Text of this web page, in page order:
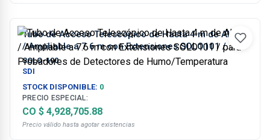
Tubo de Acceso Telescópico de Hasta 4 m de Altura
/ Ampliable a 7.6 m con Extensiones SOLO101 /
para Probadores de Detectores de
Humo/Temperatura
SOLO-100
SDI
STOCK DISPONIBLE: 0
PRECIO ESPECIAL:
CO $ 4,928,705.88
Precio válido hasta agotar existencias